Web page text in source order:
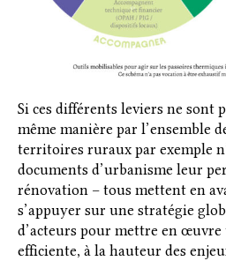
Si ces différents leviers ne sont
même manière par l’ensemble
territoires ruraux par exemple
documents d’urbanisme leur
rénovation – tous mettent en
s’appuyer sur une stratégie
d’acteurs pour mettre en
efficiente, à la hauteur des